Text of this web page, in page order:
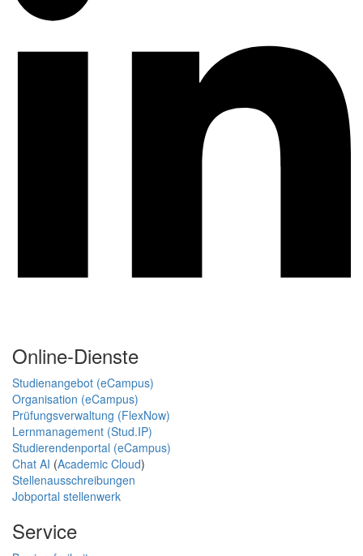
Online-Dienste
Studienangebot (eCampus)
Organisation (eCampus)
Prüfungsverwaltung (FlexNow)
Lernmanagement (Stud.IP)
Studierendenportal (eCampus)
Chat AI (Academic Cloud)
Stellenausschreibungen
Jobportal stellenwerk
Service